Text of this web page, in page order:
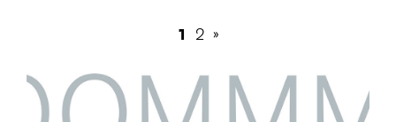
1 2 »